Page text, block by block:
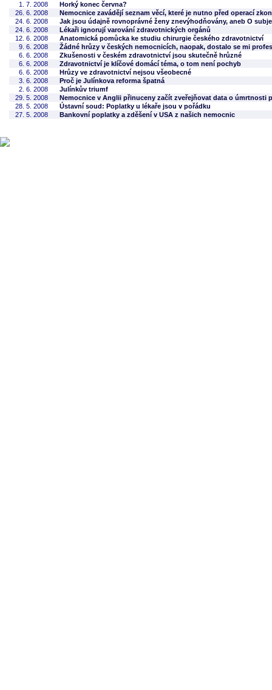
1. 7. 2008
Horký konec června?
26. 6. 2008
Nemocnice zavádějí seznam věcí, které je nutno před operací
24. 6. 2008
Jak jsou údajně rovnoprávné ženy znevýhodňovány, aneb O
24. 6. 2008
Lékaři ignorují varování zdravotnických orgánů
12. 6. 2008
Anatomická pomůcka ke studiu chirurgie českého zdravotnictví
9. 6. 2008
Žádné hrůzy v českých nemocnicích, naopak, dostalo se mi
6. 6. 2008
Zkušenosti v českém zdravotnictví jsou skutečně hrůzné
6. 6. 2008
Zdravotnictví je klíčové domácí téma, o tom není pochyb
6. 6. 2008
Hrůzy ve zdravotnictví nejsou všeobecné
3. 6. 2008
Proč je Julínkova reforma špatná
2. 6. 2008
Julínkův triumf
29. 5. 2008
Nemocnice v Anglii přinuceny začít zveřejňovat data o úmrtnosti
28. 5. 2008
Ústavní soud: Poplatky u lékaře jsou v pořádku
27. 5. 2008
Bankovní poplatky a zděšení v USA z našich nemocnic